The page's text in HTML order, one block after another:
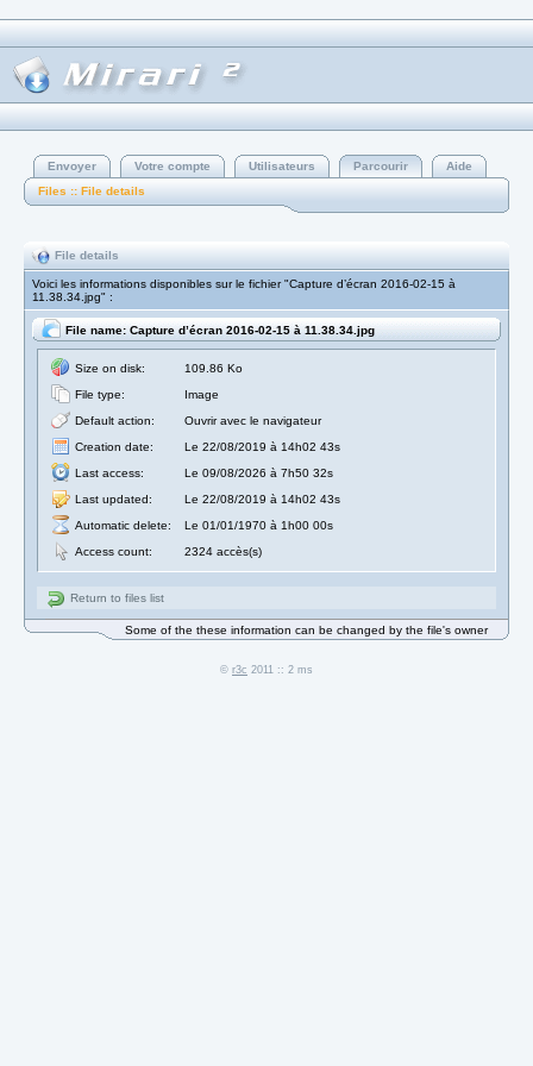
Envoyer Votre compte Utilisateurs Parcourir
Aide
Files :: File details
File details
Voici les informations disponibles sur le fichier "Capture d’écran 2016-02-15 à
11.38.34.jpg" :
File name: Capture d’écran 2016-02-15 à 11.38.34.jpg
Size on disk:
109.86 Ko
File type:
Image
Default action:
Ouvrir avec le navigateur
Creation date:
Le 22/08/2019 à 14h02 43s
Last access:
Le 09/08/2026 à 7h50 32s
Last updated:
Le 22/08/2019 à 14h02 43s
Automatic delete:
Le 01/01/1970 à 1h00 00s
Access count:
2324 accès(s)
Return to files list
Some of the these information can be changed by the file's owner
© r3c 2011 :: 2 ms